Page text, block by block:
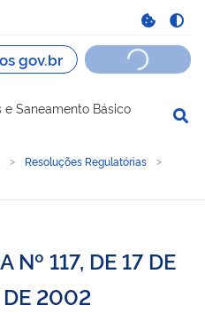
Saneamento Básico
Resoluções Regulatórias
Nº 117, DE 17 DE
2002